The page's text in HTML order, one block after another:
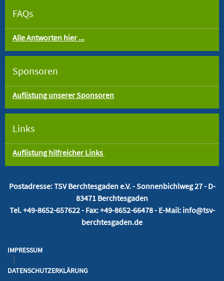
FAQs
Alle Antworten hier ...
Sponsoren
Auflistung unserer Sponsoren
Links
Auflistung hilfreicher Links
Postadresse: TSV Berchtesgaden e.V. -Sonnenbichlweg 27 - D-
83471 Berchtesgaden
Tel. +49-8652-657622 - Fax: +49-8652-66478 - E-Mail: info@tsv-
berchtesgaden.de
IMPRESSUM
DATENSCHUTZERKLÄRUNG